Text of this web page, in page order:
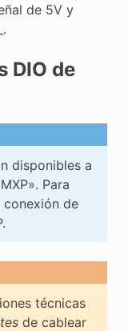
de 5V y
DIO de
disponibles a
Para
conexión de
técnicas
de cablear